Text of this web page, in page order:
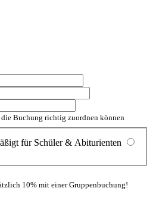
Buchung richtig zuordnen können
für Schüler & Abiturienten
10% mit einer Gruppenbuchung!